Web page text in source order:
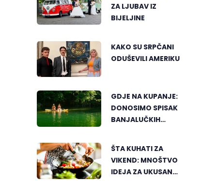
ZA LJUBAV IZ
BIJELJINE
KAKO SU SRPČANI
ODUŠEVILI AMERIKU
GDJE NA KUPANJE:
DONOSIMO SPISAK
BANJALUČKIH
OSVJEŽENJE
TEKOM LJETNIH
ŠTA KUHATI ZA
VIKEND: MNOŠTVO
IDEJA ZA UKUSAN